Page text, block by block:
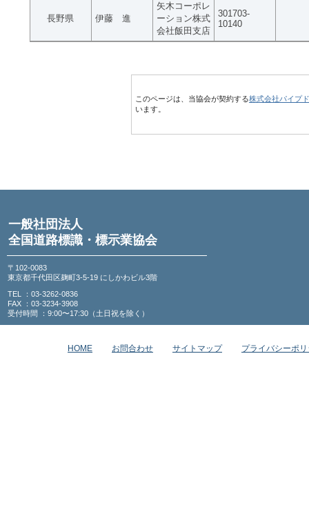
長野県 伊藤 進
矢木コーポレ
ーション株式
会社飯田支店
301703-
10140
このページは、当協会が契約する株式会社パイプ
います。
一般社団法人
全国道路標識・標示業協会
〒102-0083
東京都千代田区麹町3-5-19 にしかわビル3階
TEL ：03-3262-0836
FAX ：03-3234-3908
受付時間 ：9:00〜17:30（土日祝を除く）
HOME お問合わせ サイトマップ プライバシーポ